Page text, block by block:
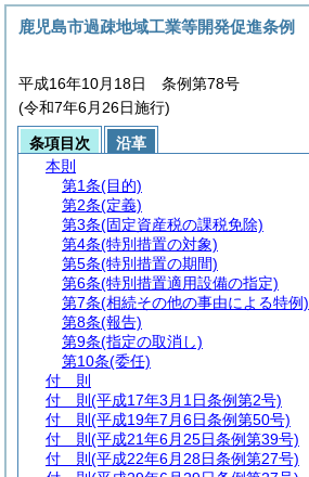
鹿児島市過疎地域工業等開発促進条例
平成16年10月18日 条例第78号
(令和7年6月26日施行)
条項目次
沿革
本則
第1条(目的)
第2条(定義)
第3条(固定資産税の課税免除)
第4条(特別措置の対象)
第5条(特別措置の期間)
第6条(特別措置適用設備の指定)
第7条(相続その他の事由による特例)
第8条(報告)
第9条(指定の取消し)
第10条(委任)
付 則
付 則 (平成17年3月1日条例第2号)
付 則 (平成19年7月6日条例第50号)
付 則 (平成21年6月25日条例第39号)
付 則 (平成22年6月28日条例第27号)